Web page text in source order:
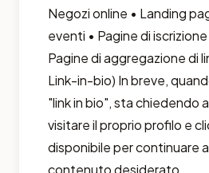
Negozi online • Landing
eventi • Pagine di
Pagine di aggregazione di
Link-in-bio) In breve,
"link in bio", sta chiedendo
visitare il proprio profilo e
disponibile per continuare a
contenuto desiderato.